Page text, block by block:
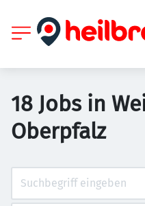
18 Jobs in
Oberpfalz